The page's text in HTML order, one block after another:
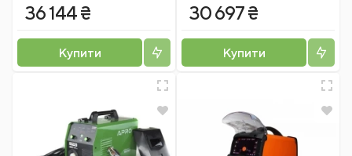
36 144 ₴
Купити
30 697 ₴
Купити